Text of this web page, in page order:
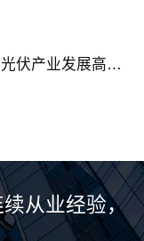
2024中国（西安）光伏产业发展高峰论坛暨展览会
从业经验，